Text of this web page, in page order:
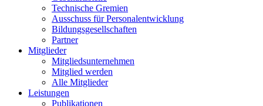
Technische Gremien
Ausschuss für Personalentwicklung
Bildungsgesellschaften
Partner
Mitglieder
Mitgliedsunternehmen
Mitglied werden
Alle Mitglieder
Leistungen
Publikationen